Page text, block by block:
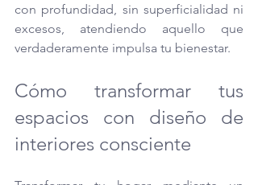
con profundidad, sin superficialidad ni
excesos, atendiendo aquello que
verdaderamente impulsa tu bienestar.
Cómo transformar tus
espacios con diseño de
interiores consciente